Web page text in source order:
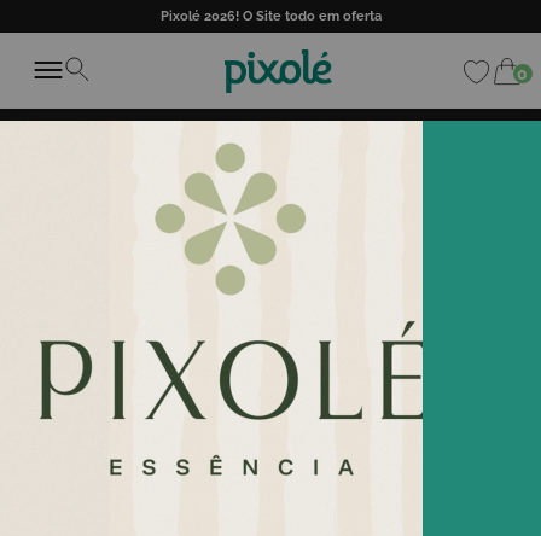
Pixolé 2026! O Site todo em oferta
0